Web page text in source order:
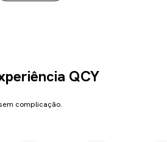
QCY
complicação.